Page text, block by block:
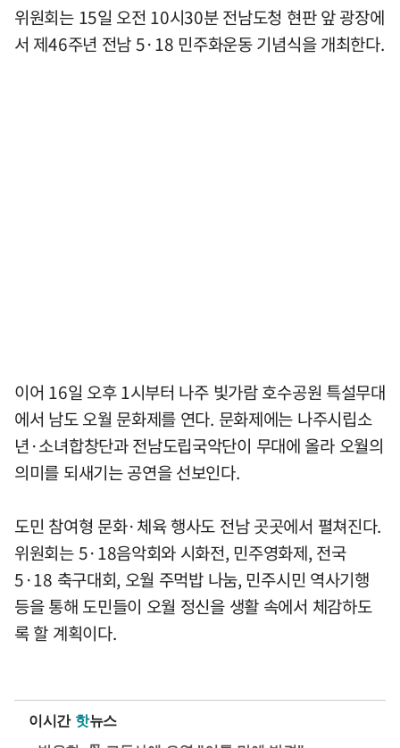
위원회는 15일 오전 10시30분 전남도청 현판 앞 광장에
서 제46주년 전남 5·18 민주화운동 기념식을 개최한다.
이어 16일 오후 1시부터 나주 빛가람 호수공원 특설무대
에서 남도 오월 문화제를 연다. 문화제에는 나주시립소
년·소녀합창단과 전남도립국악단이 무대에 올라 오월의
의미를 되새기는 공연을 선보인다.
도민 참여형 문화·체육 행사도 전남 곳곳에서 펼쳐진다.
위원회는 5·18음악회와 시화전, 민주영화제, 전국
5·18 축구대회, 오월 주먹밥 나눔, 민주시민 역사기행
등을 통해 도민들이 오월 정신을 생활 속에서 체감하도
록 할 계획이다.
이시간 핫뉴스